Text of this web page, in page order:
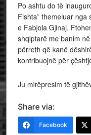
Po ashtu do të
Fishta” themeluar nga
e Fabjola Gjinaj.
shqiptarë me banim
përreth që kanë
kontribuojnë për
Ju mirëpresim të
Share via:
Facebook